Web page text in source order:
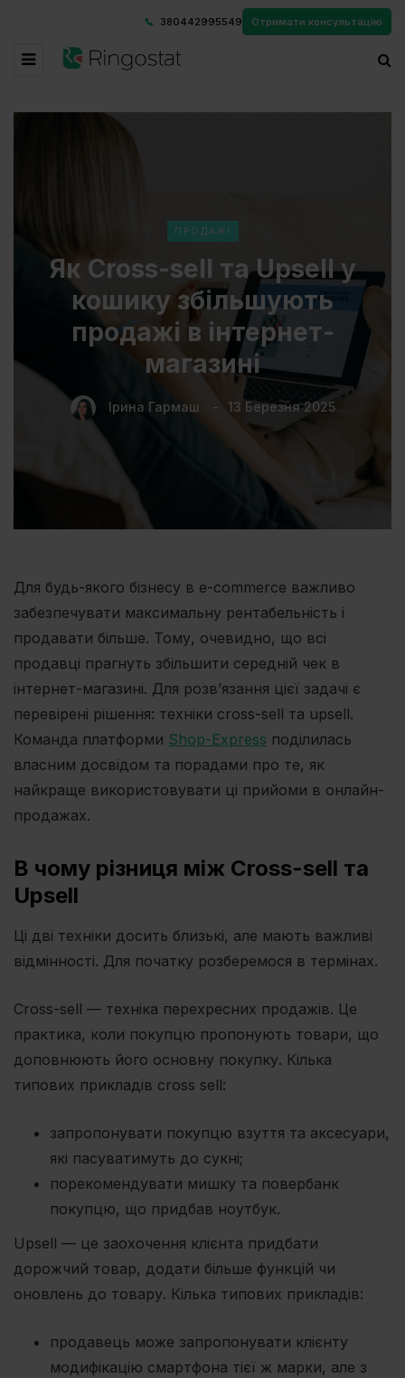
380442995549 Отримати консультацію
ПРОДАЖІ
Як Cross-sell та Upsell у
кошику збільшують
продажі в інтернет-
магазині
Ірина Гармаш 13 Березня 2025
Для будь-якого бізнесу в e-commerce важливо
забезпечувати максимальну рентабельність і
продавати більше. Тому, очевидно, що всі
продавці прагнуть збільшити середній чек в
інтернет-магазині. Для розв’язання цієї задачі є
перевірені рішення: техніки cross-sell та upsell.
Команда платформи Shop-Express поділилась
власним досвідом та порадами про те, як
найкраще використовувати ці прийоми в онлайн-
продажах.
В чому різниця між Cross-sell та
Upsell
Ці дві техніки досить близькі, але мають важливі
відмінності. Для початку розберемося в термінах.
Cross-sell — техніка перехресних продажів. Це
практика, коли покупцю пропонують товари, що
доповнюють його основну покупку. Кілька
типових прикладів cross sell:
запропонувати покупцю взуття та аксесуари,
які пасуватимуть до сукні;
порекомендувати мишку та повербанк
покупцю, що придбав ноутбук.
Upsell — це заохочення клієнта придбати
дорожчий товар, додати більше функцій чи
оновлень до товару. Кілька типових прикладів:
продавець може запропонувати клієнту
модифікацію смартфона тієї ж марки, але з